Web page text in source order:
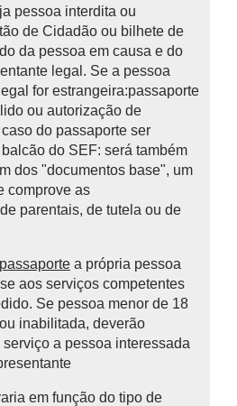
pessoa interdita ou
de Cidadão ou bilhete de
da pessoa em causa e do
legal. Se a pessoa
for estrangeira:passaporte
ou autorização de
do passaporte ser
do SEF: será também
dos "documentos base", um
comprove as
parentais, de tutela ou de
a própria pessoa
aos serviços competentes
Se pessoa menor de 18
inabilitada, deverão
a pessoa interessada
em função do tipo de